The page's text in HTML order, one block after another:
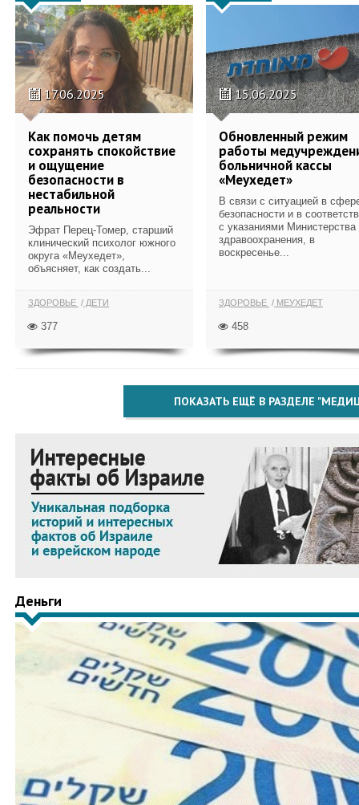
17.06.2025
Как помочь детям
сохранять спокойствие
и ощущение
безопасности в
нестабильной
реальности
Эфрат Перец-Томер, старший
клинический психолог южного
округа «Меухедет»,
объясняет, как создать...
ЗДОРОВЬЕ ДЕТИ
377
15.06.2025
Обновленный режим
работы
больничной кассы
«Меухедет»
В связи с ситуацией в
безопасности и в
с указаниями Министерства
здравоохранения, в
воскресенье...
ЗДОРОВЬЕ МЕУХЕДЕТ
458
ПОКАЗАТЬ ЕЩЁ В РАЗДЕЛЕ
Деньги